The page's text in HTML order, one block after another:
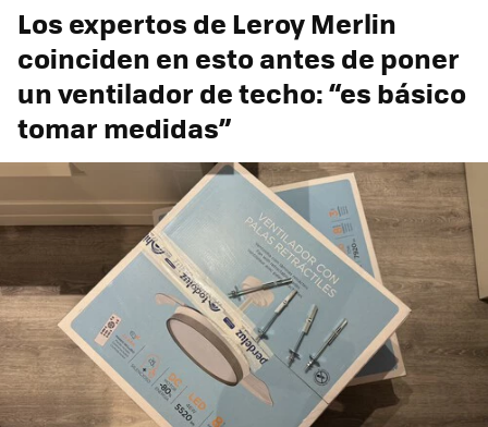
Los expertos de Leroy Merlin
coinciden en esto antes de poner
un ventilador de techo: “es básico
tomar medidas”